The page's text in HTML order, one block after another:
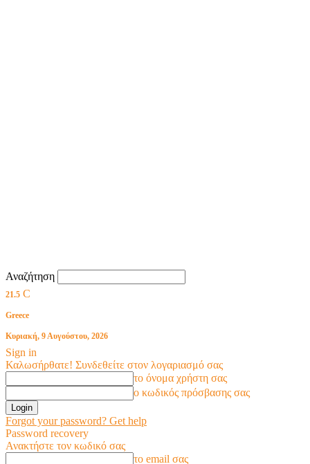
Αναζήτηση
21.5 C
Greece
Κυριακή, 9 Αυγούστου, 2026
Sign in
Καλωσήρθατε! Συνδεθείτε στον λογαριασμό σας
το όνομα χρήστη σας
ο κωδικός πρόσβασης σας
Forgot your password? Get help
Password recovery
Ανακτήστε τον κωδικό σας
το email σας